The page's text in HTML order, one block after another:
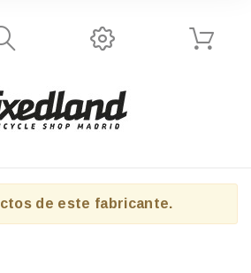
de este fabricante.